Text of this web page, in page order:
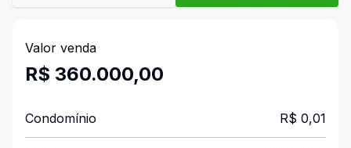
Valor venda
R$ 360.000,00
Condomínio R$ 0,01